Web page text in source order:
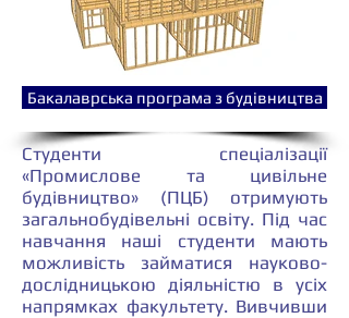
Бакалаврська програма з будівництва
Студенти спеціалізації
«Промислове та цивільне
будівництво» (ПЦБ) отримують
загальнобудівельні освіту. Під час
навчання наші студенти мають
можливість займатися науково-
дослідницькою діяльністю в усіх
напрямках факультету. Вивчивши